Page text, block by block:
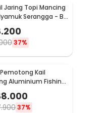
Jaring Topi Mancing
Serangga - B-
37%
Kail
Aluminium Fishing
Hook Remover
37%